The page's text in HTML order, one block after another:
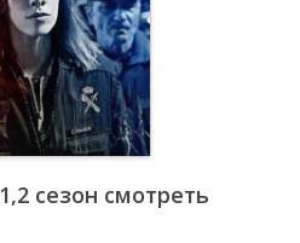
сезон смотреть